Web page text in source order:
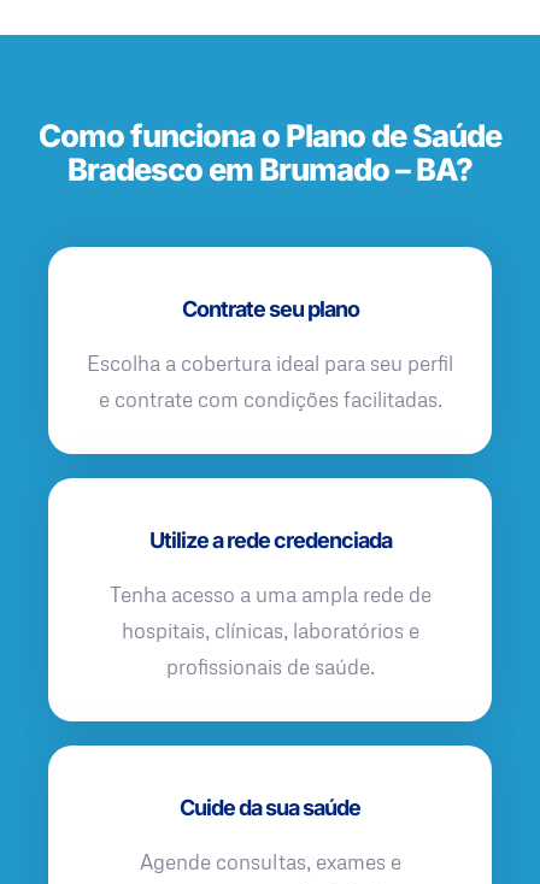
Como funciona o Plano de Saúde
Bradesco em Brumado – BA?
Contrate seu plano
Escolha a cobertura ideal para seu perfil
e contrate com condições facilitadas.
Utilize a rede credenciada
Tenha acesso a uma ampla rede de
hospitais, clínicas, laboratórios e
profissionais de saúde.
Cuide da sua saúde
Agende consultas, exames e